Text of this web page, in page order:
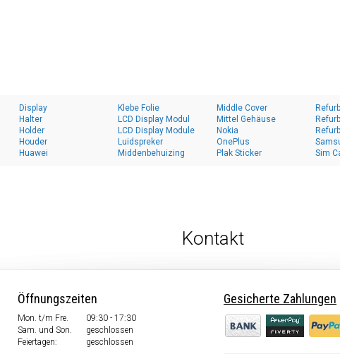
Display
Halter
Holder
Houder
Huawei
Klebe Folie
LCD Display Modul
LCD Display Module
Luidspreker
Middenbehuizing
Middle Cover
Mittel Gehäuse
Nokia
OnePlus
Plak Sticker
Sim
Kontakt
Öffnungszeiten
Mon. t/m Fre.
09:30 - 17:30
Sam. und Son.
geschlossen
Feiertagen:
geschlossen
Gesicherte Zahlungen